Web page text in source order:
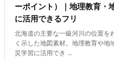
ーポイント）｜地理教育・
に活用できるフリ
北海道の主要な一級河川の位置を
く示した地図素材。地理教育や地
災学習に活用でき ...